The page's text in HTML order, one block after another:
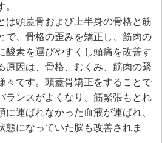
。
は頭蓋骨および上半身の骨格と筋
で、骨格の歪みを矯正し、筋肉の
酸素を運びやすくし頭痛を改善す
原因は、骨格、むくみ、筋肉の緊
々です。頭蓋骨矯正をすることで
ランスがよくなり、筋緊張もとれ
に運ばれなかった血液が運ばれ、
態になっていた脳も改善されま